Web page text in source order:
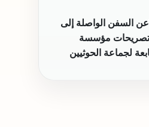
السفن الواصلة إلى
تصريحات مؤسسة